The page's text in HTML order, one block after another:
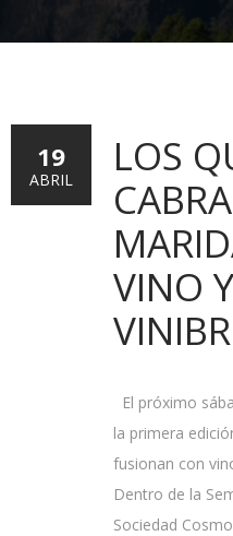
LOS
VINO
El próximo
la primera
fusionan con
Dentro de la
Sociedad
19
ABRIL